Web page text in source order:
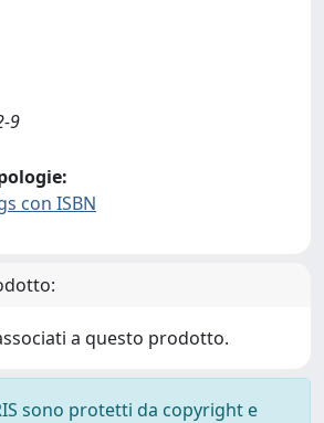
9
con ISBN
a questo prodotto.
sono protetti da copyright e